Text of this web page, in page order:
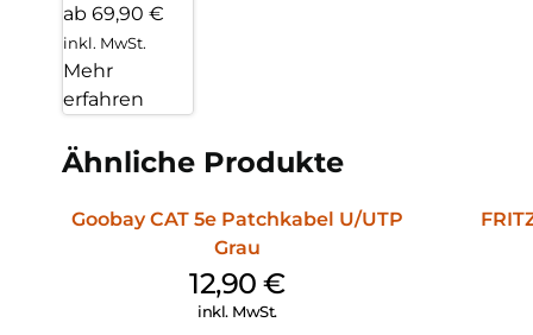
ab 69,90 €
inkl. MwSt.
Mehr
erfahren
Ähnliche Produkte
Goobay CAT 5e Patchkabel U/UTP
Grau
12,90€
inkl. MwSt.